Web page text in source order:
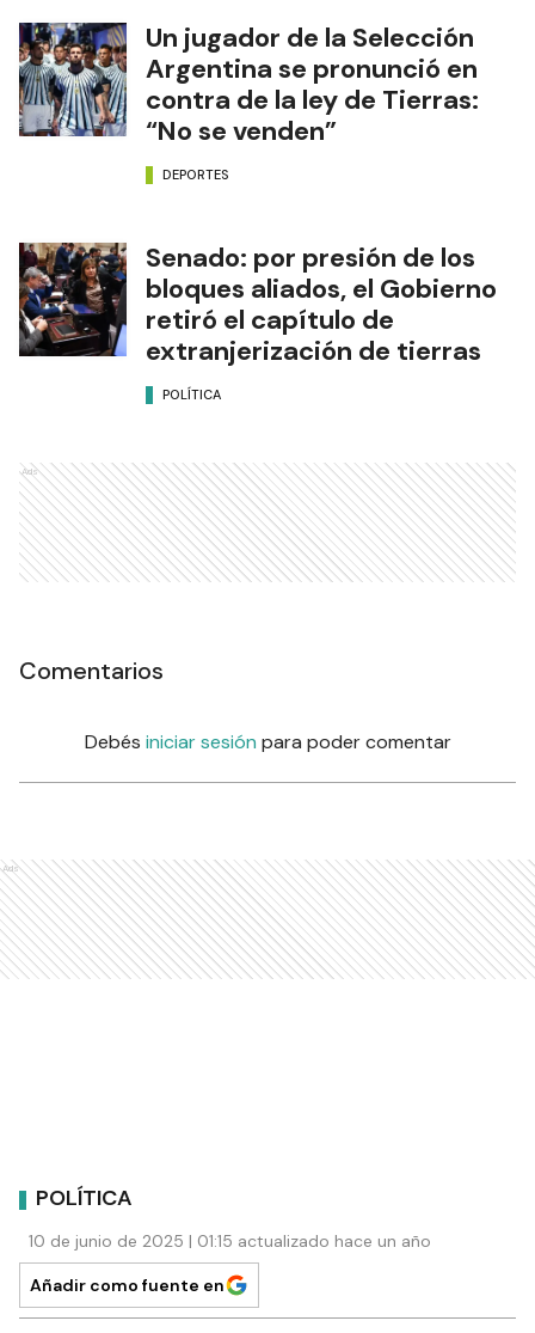
Un jugador de la Selección
Argentina se pronunció en
contra de la ley de Tierras:
“No se venden”
DEPORTES
Senado: por presión de los
bloques aliados, el Gobierno
retiró el capítulo de
extranjerización de tierras
POLÍTICA
Ads
Comentarios
Debés iniciar sesión para poder comentar
Ads
POLÍTICA
10 de junio de 2025 | 01:15 actualizado hace un año
Añadir como fuente en